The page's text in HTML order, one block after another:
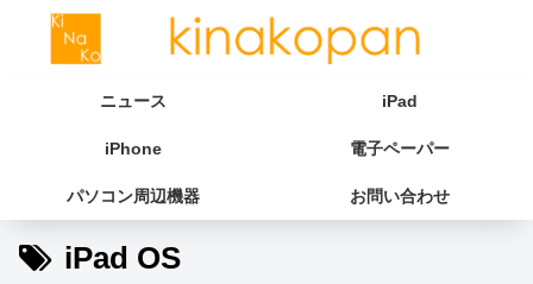
ニュース iPad
iPhone 電子ペーパー
パソコン周辺機器 お問い合わせ
iPad OS